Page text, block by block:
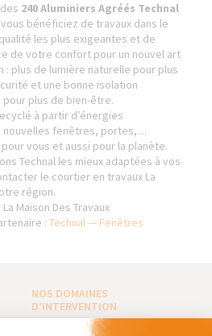
240 Aluminiers Agréés Technal
bénéficiez de travaux dans le
les plus exigeantes et de
de votre confort pour un nouvel art
: plus de lumière naturelle pour plus
et une bonne isolation
plus de bien-être.
à partir d’énergies
fenêtres, portes, ...
vous et aussi pour la planète.
Technal les mieux adaptées à vos
le courtier en travaux La
région.
Maison Des Travaux
:Technal — Fenêtres
NOS DOMAINES
D’INTERVENTION